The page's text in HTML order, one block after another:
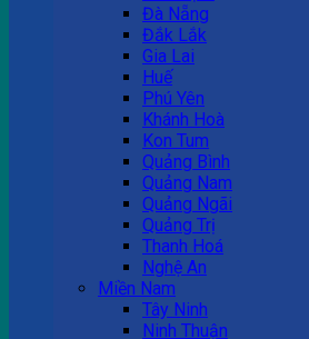
Đà Nẵng
Đắk Lắk
Gia Lai
Huế
Phú Yên
Khánh Hoà
Kon Tum
Quảng Bình
Quảng Nam
Quảng Ngãi
Quảng Trị
Thanh Hoá
Nghệ An
Miền Nam
Tây Ninh
Ninh Thuận